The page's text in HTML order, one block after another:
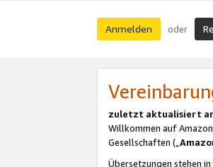
Anmelden oder
zuletzt aktualisiert
Willkommen auf
Gesellschaften („
Übersetzungen stehen